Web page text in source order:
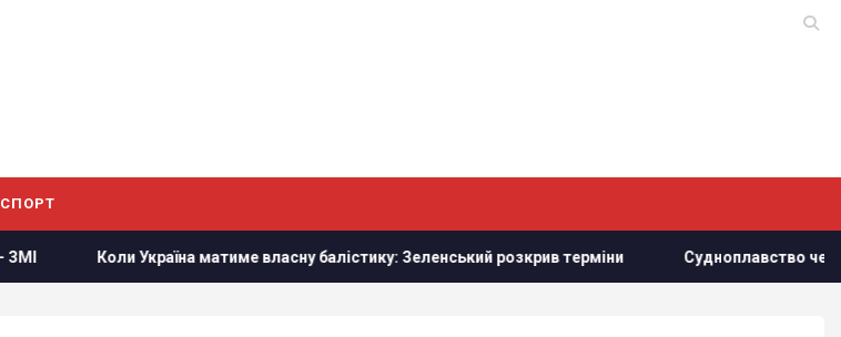
СПОРТ
Коли Україна матиме власну балістику: Зеленський розкрив терміни Судноплавство через Баб-